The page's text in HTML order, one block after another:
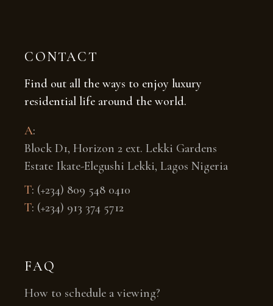
CONTACT
Find out all the ways to enjoy luxury
residential life around the world.
A:
Block D1, Horizon 2 ext. Lekki Gardens
Estate Ikate-Elegushi Lekki, Lagos Nigeria
T: (+234) 809 548 0410
T: (+234) 913 374 5712
FAQ
How to schedule a viewing?